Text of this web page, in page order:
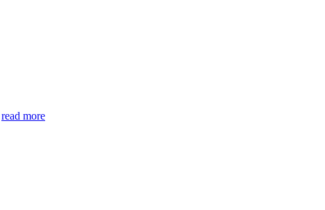
read more